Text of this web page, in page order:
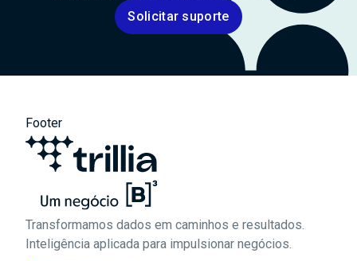
Solicitar suporte
Footer
Transformamos dados em caminhos e resultados.
Inteligência aplicada para impulsionar negócios.